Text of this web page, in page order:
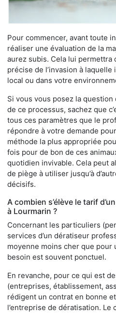
Pour commencer, avant toute
réaliser une évaluation de la
aurez subis. Cela lui permettra
précise de l’invasion à
local ou dans votre
Si vous vous posez la
de ce processus, sachez que
tous ces paramètres que le
répondre à votre demande
méthode la plus appropriée
fois pour de bon de ces
quotidien invivable. Cela peut
de piège à utiliser jusqu’à
décisifs.
A combien s’élève le tarif
à Lourmarin ?
Concernant les particuliers
services d’un dératiseur
moyenne moins cher que pour
besoin est souvent ponctuel.
En revanche, pour ce qui est
(entreprises, établissement,
rédigent un contrat en bonne
l’entreprise de dératisation. Le